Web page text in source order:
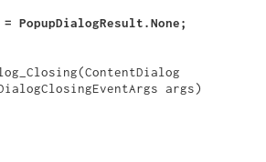
= PopupDialogResult.None;
args)